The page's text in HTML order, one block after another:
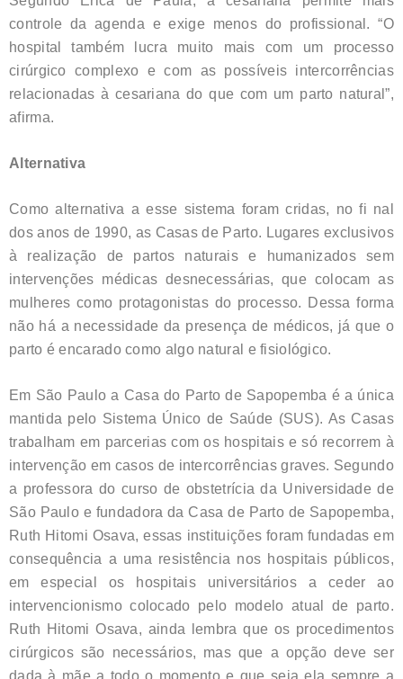
controle da agenda e exige menos do profissional. “O
hospital também lucra muito mais com um processo
cirúrgico complexo e com as possíveis intercorrências
relacionadas à cesariana do que com um parto natural”,
afirma.
Alternativa
Como alternativa a esse sistema foram cridas, no fi nal
dos anos de 1990, as Casas de Parto. Lugares exclusivos
à realização de partos naturais e humanizados sem
intervenções médicas desnecessárias, que colocam as
mulheres como protagonistas do processo. Dessa forma
não há a necessidade da presença de médicos, já que o
parto é encarado como algo natural e fisiológico.
Em São Paulo a Casa do Parto de Sapopemba é a única
mantida pelo Sistema Único de Saúde (SUS). As Casas
trabalham em parcerias com os hospitais e só recorrem à
intervenção em casos de intercorrências graves. Segundo
a professora do curso de obstetrícia da Universidade de
São Paulo e fundadora da Casa de Parto de Sapopemba,
Ruth Hitomi Osava, essas instituições foram fundadas em
consequência a uma resistência nos hospitais públicos,
em especial os hospitais universitários a ceder ao
intervencionismo colocado pelo modelo atual de parto.
Ruth Hitomi Osava, ainda lembra que os procedimentos
cirúrgicos são necessários, mas que a opção deve ser
dada à mãe a todo o momento e que seja ela sempre a